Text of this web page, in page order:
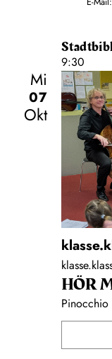
9:30
Mi
07
Okt
HÖR
Pinocchio